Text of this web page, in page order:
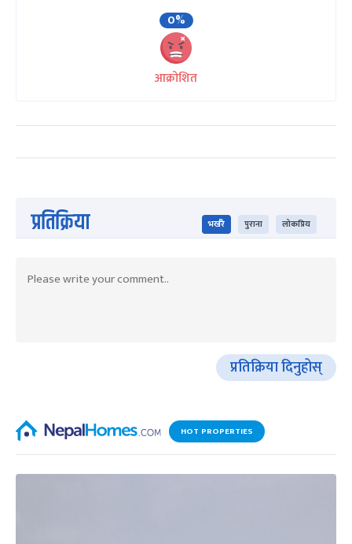
0%
आक्रोशित
प्रतिक्रिया भर्खरै पुराना लोकप्रिय
प्रतिक्रिया दिनुहोस्
HOT PROPERTIES